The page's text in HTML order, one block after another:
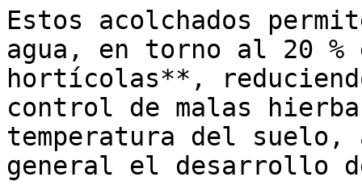
Estos acolchados
agua, en torno al 20
hortícolas**,
control de malas
temperatura del suelo,
general el desarrollo